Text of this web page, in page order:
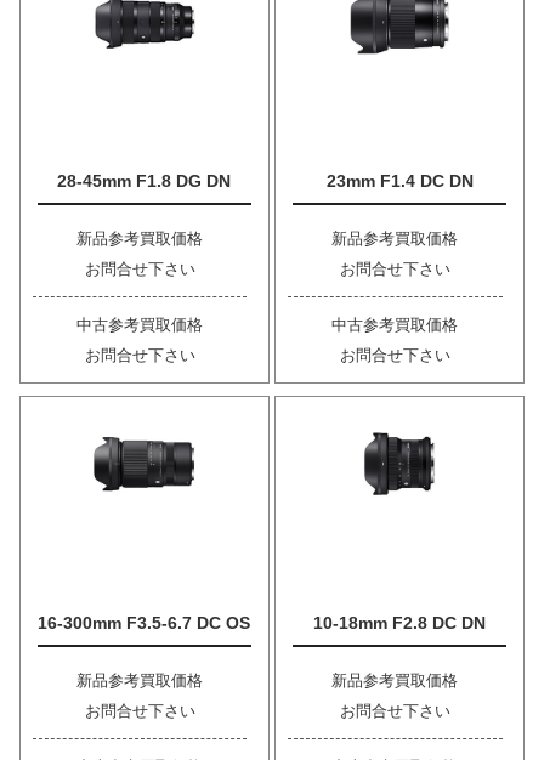
28-45mm F1.8 DG DN
新品参考買取価格
お問合せ下さい
中古参考買取価格
お問合せ下さい
23mm F1.4 DC DN
新品参考買取価格
お問合せ下さい
中古参考買取価格
お問合せ下さい
16-300mm F3.5-6.7 DC OS
新品参考買取価格
お問合せ下さい
10-18mm F2.8 DC DN
新品参考買取価格
お問合せ下さい